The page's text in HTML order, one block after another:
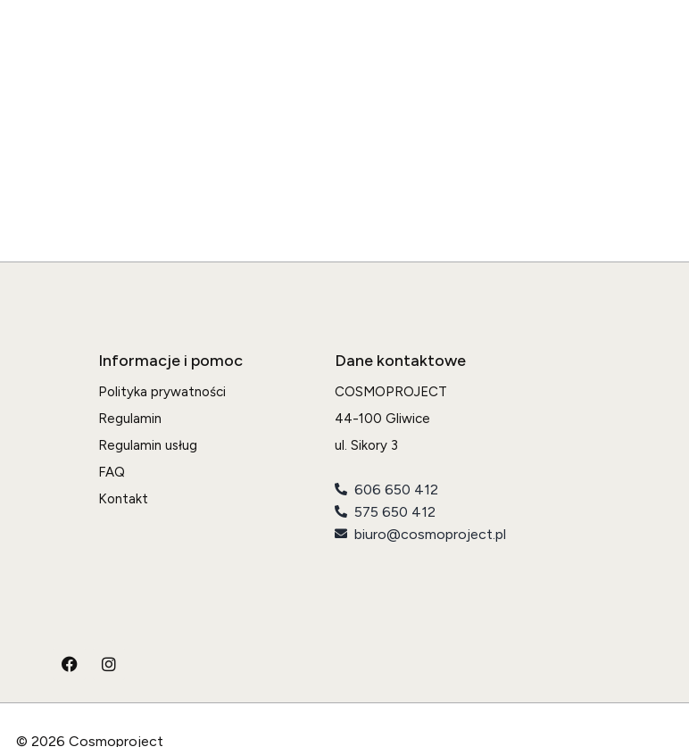
Informacje i pomoc
Polityka prywatności
Regulamin
Regulamin usług
FAQ
Kontakt
Dane kontaktowe
COSMOPROJECT
44-100 Gliwice
ul. Sikory 3
606 650 412
575 650 412
biuro@cosmoproject.pl
© 2026 Cosmoproject